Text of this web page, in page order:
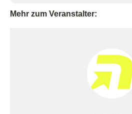
Mehr zum Veranstalter: